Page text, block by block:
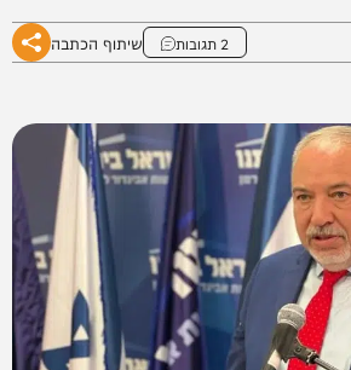
2 תגובות שיתוף הכתבה